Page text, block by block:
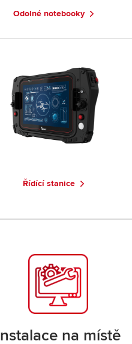
Odolné notebooky
Řídící stanice
Instalace na místě